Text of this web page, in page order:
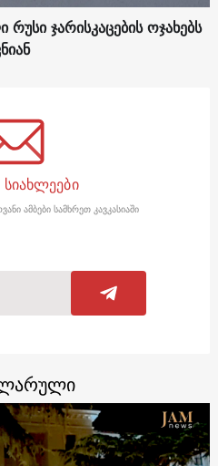
ჯარისკაცების ოჯახებს
ამბები სამხრეთ კავკასიაში